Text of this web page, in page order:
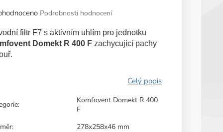
filtr F7 s aktivním uhlím pro jednotku
Domekt R 400 F zachycující pachy
:
Komfovent Domekt R 400
F
:
278x258x46 mm
Podrobnosti hodnocení